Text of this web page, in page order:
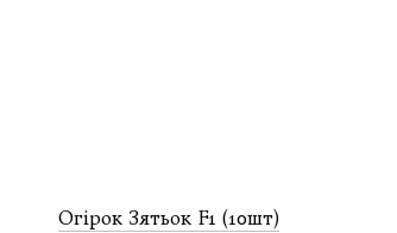
Огiрок Зятьок F1 (10шт)